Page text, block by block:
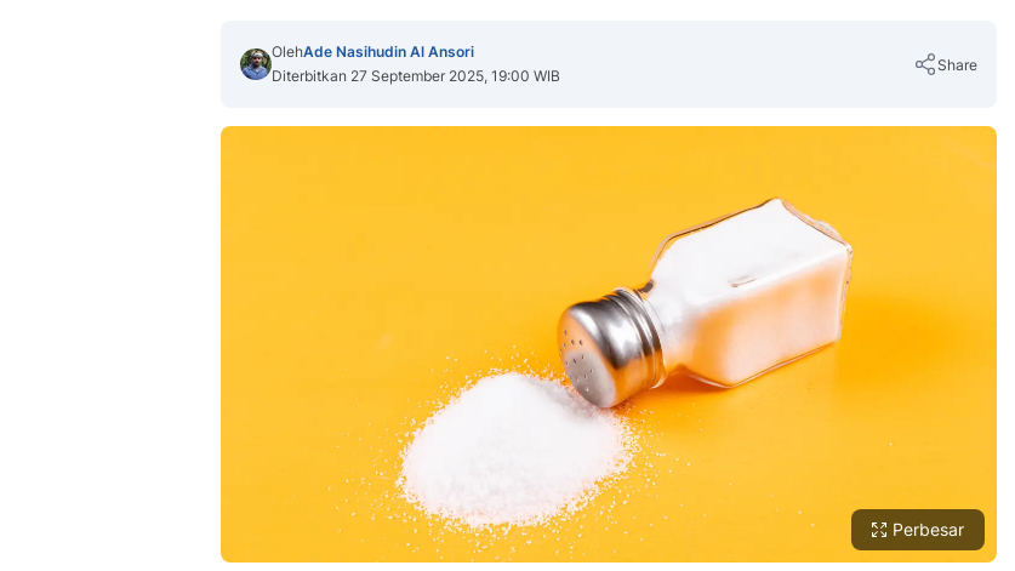
OlehAde Nasihudin Al Ansori
Diterbitkan 27 September 2025, 19:00 WIB
Share
Perbesar